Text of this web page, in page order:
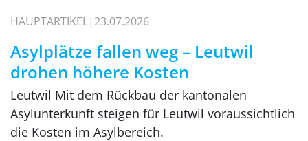
HAUPTARTIKEL 23.07.2026
Asylplätze fallen weg – Leutwil
drohen höhere Kosten
Leutwil Mit dem Rückbau der kantonalen
Asylunterkunft steigen für Leutwil voraussichtlich
die Kosten im Asylbereich.